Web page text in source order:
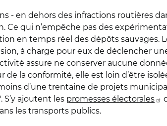
- en dehors des infractions routières
Ce qui n’empêche pas des
en temps réel des dépôts sauvages.
à charge pour eux de déclencher
assure ne conserver aucune
de la conformité, elle est loin d’être
d’une trentaine de projets
ajoutent les promesses électorales
les transports publics.